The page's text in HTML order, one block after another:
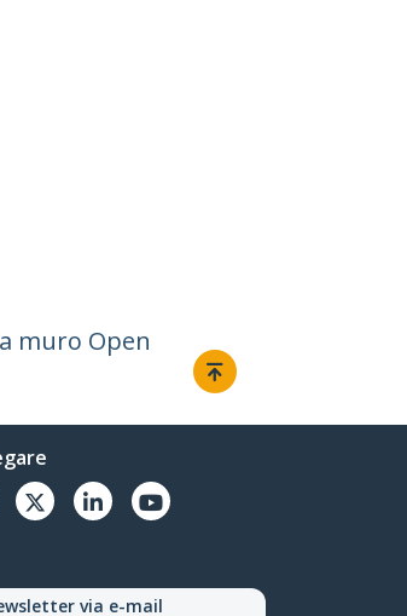
muro Open
via e-mail